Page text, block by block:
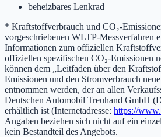
beheizbares Lenkrad
* Kraftstoffverbrauch und CO₂-
vorgeschriebenen WLTP-Messverfahren
Informationen zum offiziellen
offiziellen spezifischen CO₂-Emissionen
können dem „Leitfaden über den
Emissionen und den Stromverbrauch
entnommen werden, der an allen
Deutschen Automobil Treuhand GmbH
erhältlich ist (Internetadresse: https://
Angaben beziehen sich nicht auf ein
kein Bestandteil des Angebots.